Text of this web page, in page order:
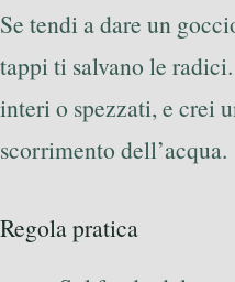
Se tendi a dare un
tappi ti salvano le
interi o spezzati, e crei
scorrimento dell’acqua.
Regola pratica